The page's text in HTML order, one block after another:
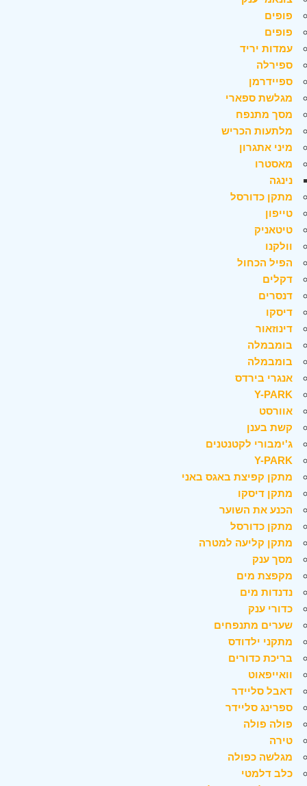
פופים
פופים
עמדות יריד
ספירלה
ספיידרמן
מגלשת ספארי
מסך מתנפח
מלתעות הכריש
מיני אתגרון
מאסטרו
נינגה
מתקן כדורסל
טייפון
טיטאניק
וולקנו
הפיל הכחול
דקלים
דנסרים
דיסקו
דינוזאור
בומבמלה
בומבמלה
אנגרי בירדס
Y-PARK
אוורסט
קשת בענן
ג'ימבורי לקטנטנים
Y-PARK
מתקן קפיצת באגס באני
מתקן דיסקו
הכנע את השוער
מתקן כדורסל
מתקן קליעה למטרה
מסך ענק
מקפצת מים
נדנדות מים
כדורי ענק
שערים מתנפחים
מתקני ילדודס
בריכת כדורים
וואייפאוט
דאבל סליידר
ספרינג סליידר
פולה פולה
טירה
מגלשה כפולה
כלב דלמטי